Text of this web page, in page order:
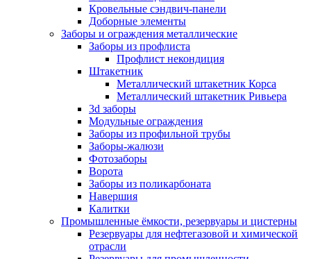
Кровельные сэндвич-панели
Доборные элементы
Заборы и ограждения металлические
Заборы из профлиста
Профлист некондиция
Штакетник
Металлический штакетник Корса
Металлический штакетник Ривьера
3d заборы
Модульные ограждения
Заборы из профильной трубы
Заборы-жалюзи
Фотозаборы
Ворота
Заборы из поликарбоната
Навершия
Калитки
Промышленные ёмкости, резервуары и цистерны
Резервуары для нефтегазовой и химической
отрасли